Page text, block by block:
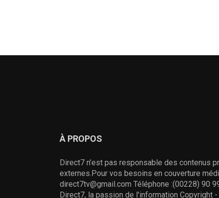
À PROPOS
Direct7 n’est pas responsable des contenus
externes.Pour vos besoins en couverture
direct7tv@gmail.com Téléphone :(00228) 90
Direct7, la passion de l'information Copyright